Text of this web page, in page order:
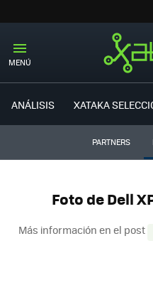
MENÚ
ANÁLISIS XATAKA
PARTNERS
Foto de Dell
Más información en el post